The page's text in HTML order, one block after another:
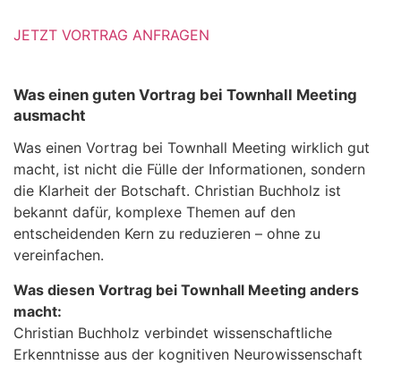
JETZT VORTRAG ANFRAGEN
Was einen guten Vortrag bei Townhall Meeting
ausmacht
Was einen Vortrag bei Townhall Meeting wirklich gut
macht, ist nicht die Fülle der Informationen, sondern
die Klarheit der Botschaft. Christian Buchholz ist
bekannt dafür, komplexe Themen auf den
entscheidenden Kern zu reduzieren – ohne zu
vereinfachen.
Was diesen Vortrag bei Townhall Meeting anders
macht:
Christian Buchholz verbindet wissenschaftliche
Erkenntnisse aus der kognitiven Neurowissenschaft